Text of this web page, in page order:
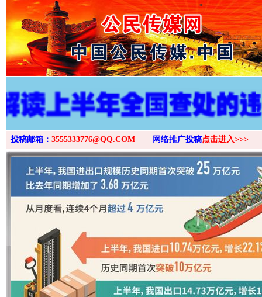
>
投稿邮箱： 3555333776@QQ.COM 网络推广投稿点击进入>>>